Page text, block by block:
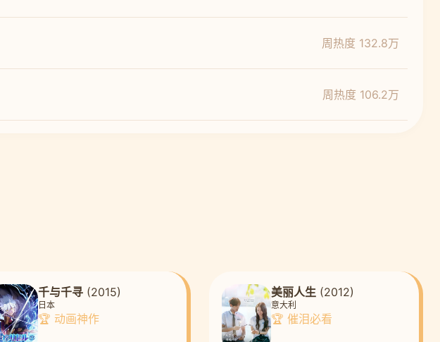
周热度 132.8万
周热度 106.2万
千与千寻 (2015)
日本
🏆 动画神作
美丽人生(2012)
意大利
🏆 催泪必看